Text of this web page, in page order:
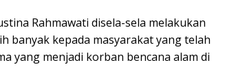
Rahmawati disela-sela melakukan
banyak kepada masyarakat yang telah
yang menjadi korban bencana alam di